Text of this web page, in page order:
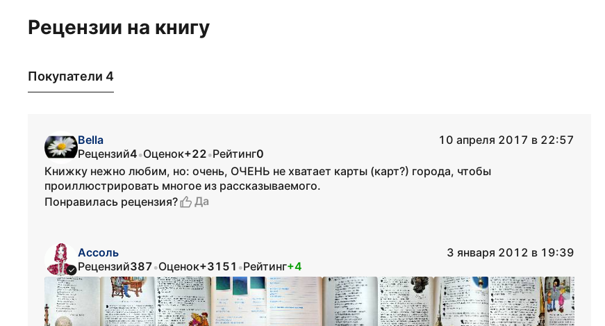
Рецензии на книгу
Покупатели 4
Bella
10 апреля 2017 в 22:57
Рецензий4•Оценок+22•Рейтинг0
Книжку нежно любим, но: очень, ОЧЕНЬ не хватает карты (карт?) города, чтобы
проиллюстрировать многое из рассказываемого.
Понравилась рецензия?
Да
Ассоль
3 января 2012 в 19:39
Рецензий387•Оценок+3151 •Рейтинг+4